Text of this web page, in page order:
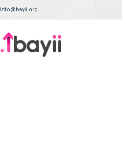
info@bayii.org